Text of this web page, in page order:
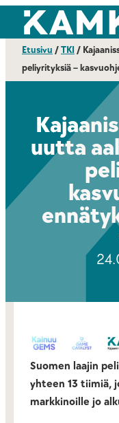
Siirry
suoraan
sisältöön
Kajaanin ammattikorkeakoulu
Etusivu /TKI /
peliyrityksiä –
uutta
Suomen laajin
yhteen 13 tiimiä,
markkinoille jo